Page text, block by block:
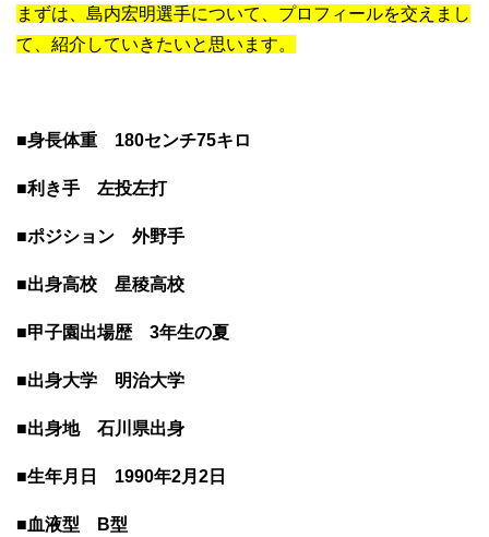
まずは、島内宏明選手について、プロフィールを交えまし
て、紹介していきたいと思います。
■身長体重 180センチ75キロ
■利き手 左投左打
■ポジション 外野手
■出身高校 星稜高校
■甲子園出場歴 3年生の夏
■出身大学 明治大学
■出身地 石川県出身
■生年月日 1990年2月2日
■血液型 B型